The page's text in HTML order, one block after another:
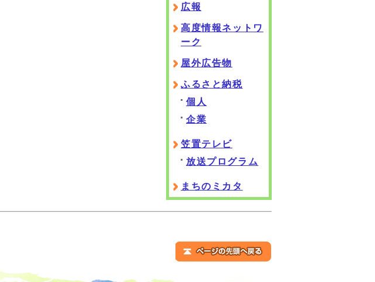
広報
高度情報ネットワ
ーク
屋外広告物
ふるさと納税
個人
企業
笠置テレビ
放送プログラム
まちのミカタ